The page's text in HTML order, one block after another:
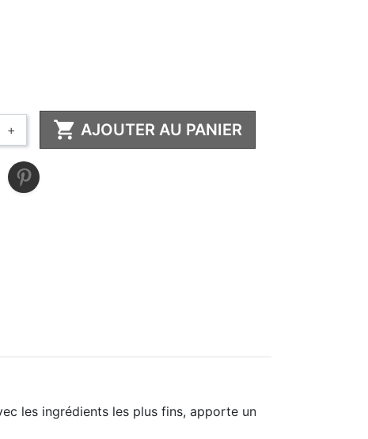
+  AJOUTER AU PANIER
les ingrédients les plus fins, apporte un